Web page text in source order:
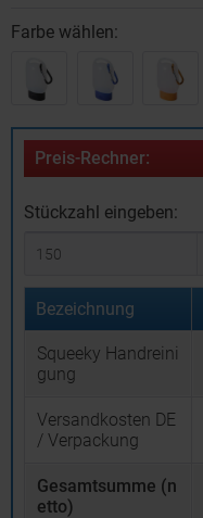
Farbe wählen:
Preis-Rechner:
Stückzahl eingeben:
Bezeichnung
Squeeky Handreini
gung
Versandkosten DE
/ Verpackung
Gesamtsumme (n
etto)